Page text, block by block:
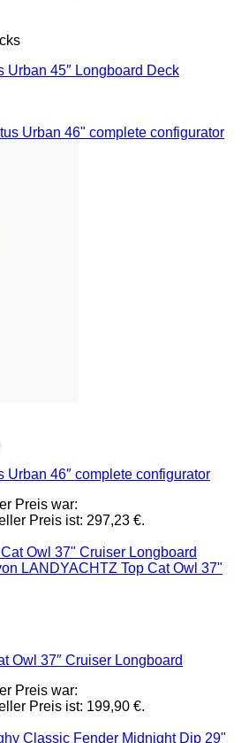
Urban 45″ Longboard Deck
Urban 46″ complete configurator
Preis war:
Preis ist: 297,23 €.
Owl 37″ Cruiser Longboard
Preis war:
Preis ist: 199,90 €.